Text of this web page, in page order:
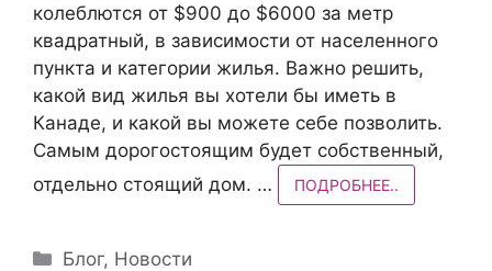
колеблются от $900 до $6000 за метр
квадратный, в зависимости от населенного
пункта и категории жилья. Важно решить,
какой вид жилья вы хотели бы иметь в
Канаде, и какой вы можете себе позволить.
Самым дорогостоящим будет собственный,
отдельно стоящий дом. …
ПОДРОБНЕЕ..
Рубрики
Блог, Новости